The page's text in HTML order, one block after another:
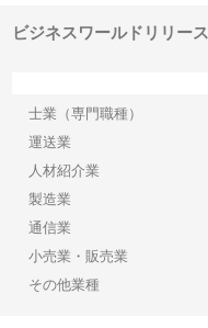
ビジネスワールドリリース
士業（専門職種）
運送業
人材紹介業
製造業
通信業
小売業・販売業
その他業種